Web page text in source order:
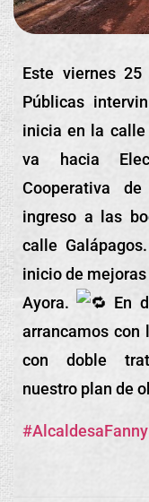
Este viernes
Públicas
inicia en la calle
va hacia
Cooperativa de
ingreso a las
calle
inicio de
Ayora.
En
arrancamos con
con doble
nuestro plan de